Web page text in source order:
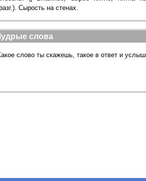
Сырость на стенах.
слова
слово ты скажешь, такое в ответ и